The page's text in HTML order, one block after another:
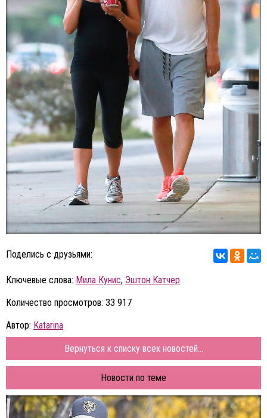
Поделись с друзьями:
Ключевые слова: Мила Кунис, Эштон Катчер
Количество просмотров: 33 917
Автор: Katarina
Вернуться к списку всех новостей...
Новости по теме